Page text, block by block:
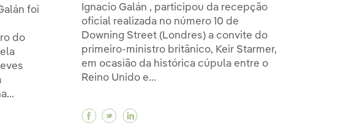
foi
do
com o primeiro-ministro do Reino Unido em Downing Street
reúne com o primeiro-ministro do Reino Unido em Downing Street
Ignacio Galán , participou da recepção
oficial realizada no número 10 de
Downing Street (Londres) a convite do
primeiro-ministro britânico, Keir Starmer,
em ocasião da histórica cúpula entre o
Reino Unido e...
Facebook Galán participa da recepção do
Twitter Galán participa da recepção do